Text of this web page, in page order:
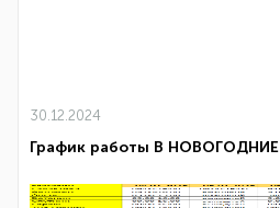
30.12.2024
График работы В НОВОГОДНИЕ